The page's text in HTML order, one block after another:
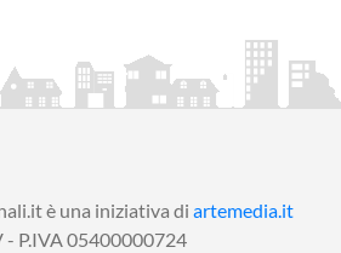
è una iniziativa di artemedia.it
P.IVA 05400000724